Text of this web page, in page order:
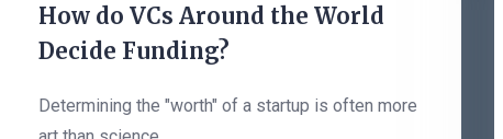
How do VCs Around the World
Decide Funding?
Determining the "worth" of a startup is often more